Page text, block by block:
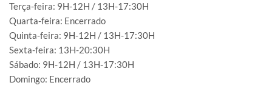
Terça-feira: 9H-12H / 13H-17:30H
Quarta-feira: Encerrado
Quinta-feira: 9H-12H / 13H-17:30H
Sexta-feira: 13H-20:30H
Sábado: 9H-12H / 13H-17:30H
Domingo: Encerrado